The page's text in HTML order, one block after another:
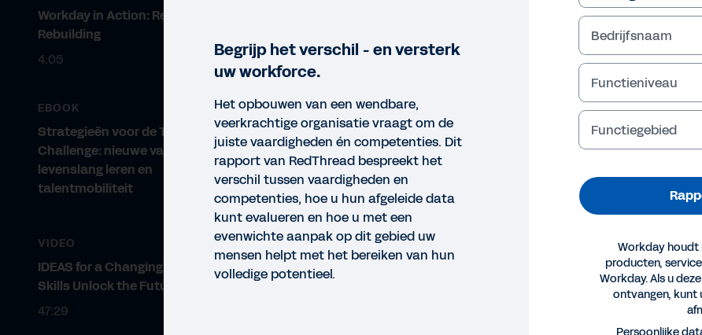
Workday in Action: Reskilling and
Rebuilding
4:05
EBOOK
Strategieën voor de Talent
Challenge: nieuwe vaardigheden,
levenslang leren en
talentmobiliteit
VIDEO
IDEAS for a Changing World: How
Skills Unlock the Future
47:29
Bedrijfsnaam
Functieniveau
Functiegebied
Workday houdt
producten,
Workday. Als u
ontvangen, kunt
Begrijp het verschil - en versterk
uw workforce.
Het opbouwen van een wendbare,
veerkrachtige organisatie vraagt om de
juiste vaardigheden én competenties. Dit
rapport van RedThread bespreekt het
verschil tussen vaardigheden en
competenties, hoe u hun afgeleide data
kunt evalueren en hoe u met een
evenwichte aanpak op dit gebied uw
mensen helpt met het bereiken van hun
volledige potentieel.